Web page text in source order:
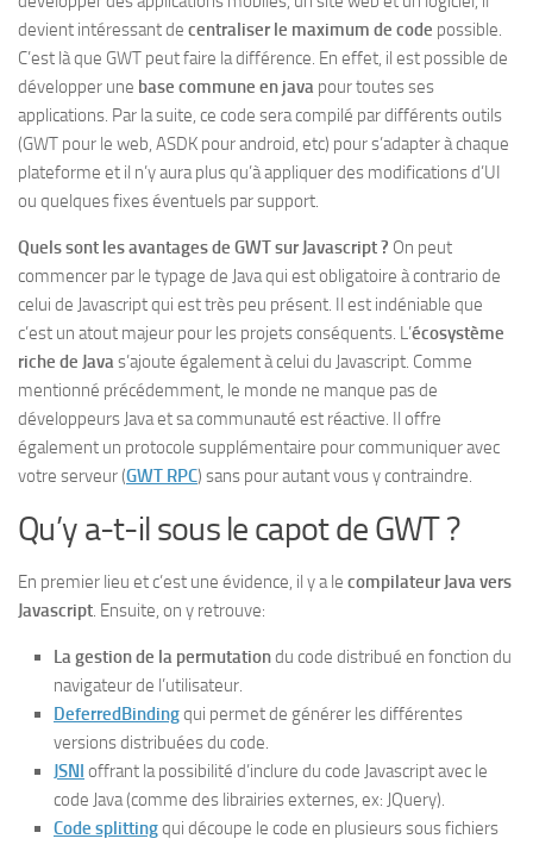
devient intéressant de centraliser le maximum de code possible.
C’est là que GWT peut faire la différence. En effet, il est possible de
développer une base commune en java pour toutes ses
applications. Par la suite, ce code sera compilé par différents outils
(GWT pour le web, ASDK pour android, etc) pour s’adapter à chaque
plateforme et il n’y aura plus qu’à appliquer des modifications d’UI
ou quelques fixes éventuels par support.
Quels sont les avantages de GWT sur Javascript ? On peut
commencer par le typage de Java qui est obligatoire à contrario de
celui de Javascript qui est très peu présent. Il est indéniable que
c’est un atout majeur pour les projets conséquents. L’écosystème
riche de Javas’ajoute également à celui du Javascript. Comme
mentionné précédemment, le monde ne manque pas de
développeurs Java et sa communauté est réactive. Il offre
également un protocole supplémentaire pour communiquer avec
votre serveur (GWT RPC) sans pour autant vous y contraindre.
Qu’y a-t-il sous le capot de GWT ?
En premier lieu et c’est une évidence, il y a le compilateur Java vers
Javascript. Ensuite, on y retrouve:
La gestion de la permutationdu code distribué en fonction du
navigateur de l’utilisateur.
DeferredBindingqui permet de générer les différentes
versions distribuées du code.
JSNI offrant la possibilité d’inclure du code Javascript avec le
code Java (comme des librairies externes, ex: JQuery).
Code splittingqui découpe le code en plusieurs sous fichiers